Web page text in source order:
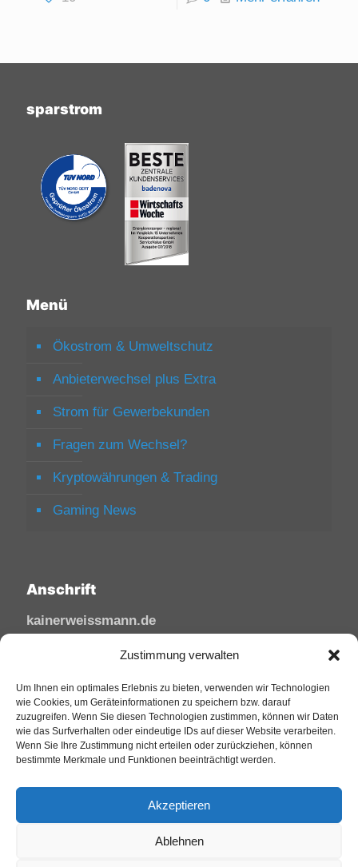
Zustimmung verwalten
Um Ihnen ein optimales Erlebnis zu bieten, verwenden wir Technologien
wie Cookies, um Geräteinformationen zu speichern bzw. darauf
zuzugreifen. Wenn Sie diesen Technologien zustimmen, können wir Daten
wie das Surfverhalten oder eindeutige IDs auf dieser Website verarbeiten.
Wenn Sie Ihre Zustimmung nicht erteilen oder zurückziehen, können
bestimmte Merkmale und Funktionen beeinträchtigt werden.
Akzeptieren
Ablehnen
sparstrom
Menü
Ökostrom & Umweltschutz
Anbieterwechsel plus Extra
Strom für Gewerbekunden
Fragen zum Wechsel?
Kryptowährungen & Trading
Gaming News
Anschrift
kainerweissmann.de
Linzhausenstraße
Deutschland
Tel: 02644/945 81 88
Mail: kai@sfw-media.de